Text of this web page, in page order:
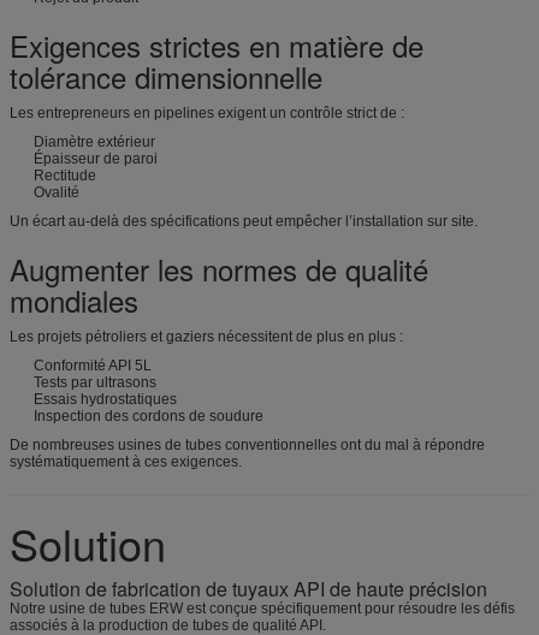
Exigences strictes en matière de
tolérance dimensionnelle
Les entrepreneurs en pipelines exigent un contrôle strict de :
Diamètre extérieur
Épaisseur de paroi
Rectitude
Ovalité
Un écart au-delà des spécifications peut empêcher l’installation sur site.
Augmenter les normes de qualité
mondiales
Les projets pétroliers et gaziers nécessitent de plus en plus :
Conformité API 5L
Tests par ultrasons
Essais hydrostatiques
Inspection des cordons de soudure
De nombreuses usines de tubes conventionnelles ont du mal à répondre
systématiquement à ces exigences.
Solution
Solution de fabrication de tuyaux API de haute précision
Notre usine de tubes ERW est conçue spécifiquement pour résoudre les défis
associés à la production de tubes de qualité API.